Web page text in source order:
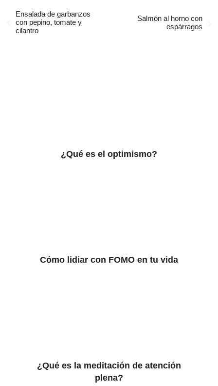
Ensalada de garbanzos
con pepino, tomate y
cilantro
Salmón al horno con
espárragos
¿Qué es el optimismo?
Cómo lidiar con FOMO en tu vida
¿Qué es la meditación de atención
plena?